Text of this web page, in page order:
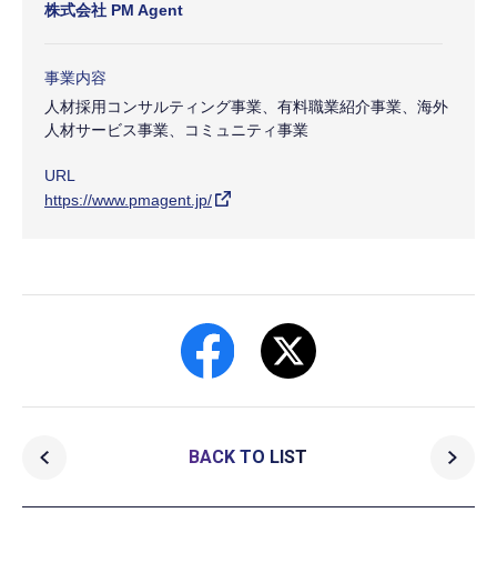
株式会社 PM Agent
事業内容
人材採用コンサルティング事業、有料職業紹介事業、海外
人材サービス事業、コミュニティ事業
URL
https://www.pmagent.jp/
BACK TO LIST